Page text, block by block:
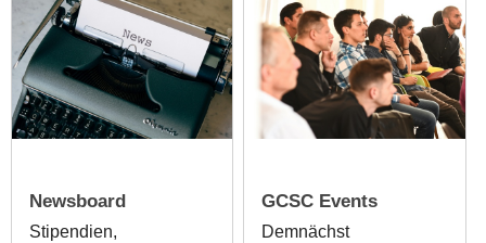
Newsboard
Stipendien,
GCSC Events
Demnächst